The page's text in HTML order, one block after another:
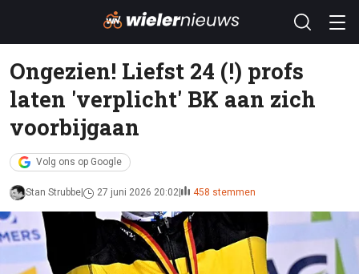
Ongezien! Liefst 24 (!) profs
laten 'verplicht' BK aan zich
voorbijgaan
Volg ons op Google
Stan Strubbe 27 juni 2026 20:02 458 stemmen